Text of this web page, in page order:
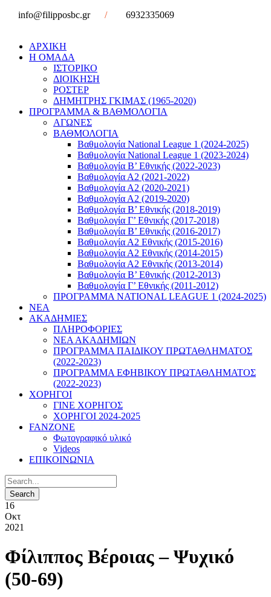
info@filipposbc.gr
/ 6932335069
ΑΡΧΙΚΗ
Η ΟΜΑΔΑ
ΙΣΤΟΡΙΚΟ
ΔΙΟΙΚΗΣΗ
ΡΟΣΤΕΡ
ΔΗΜΗΤΡΗΣ ΓΚΙΜΑΣ (1965-2020)
ΠΡΟΓΡΑΜΜΑ & ΒΑΘΜΟΛΟΓΙΑ
ΑΓΩΝΕΣ
ΒΑΘΜΟΛΟΓΙΑ
Βαθμολογία National League 1 (2024-2025)
Βαθμολογία National League 1 (2023-2024)
Βαθμολογία Β’ Εθνικής (2022-2023)
Βαθμολογία Α2 (2021-2022)
Βαθμολογία Α2 (2020-2021)
Βαθμολογία Α2 (2019-2020)
Βαθμολογία B’ Εθνικής (2018-2019)
Βαθμολογία Γ’ Εθνικής (2017-2018)
Βαθμολογία Β’ Εθνικής (2016-2017)
Βαθμολογία Α2 Εθνικής (2015-2016)
Βαθμολογία Α2 Εθνικής (2014-2015)
Βαθμολογία Α2 Εθνικής (2013-2014)
Βαθμολογία Β’ Εθνικής (2012-2013)
Βαθμολογία Γ’ Εθνικής (2011-2012)
ΠΡΟΓΡΑΜΜΑ NATIONAL LEAGUE 1 (2024-2025)
ΝΕΑ
ΑΚΑΔΗΜΙΕΣ
ΠΛΗΡΟΦΟΡΙΕΣ
ΝΕΑ ΑΚΑΔΗΜΙΩΝ
ΠΡΟΓΡΑΜΜΑ ΠΑΙΔΙΚΟΥ ΠΡΩΤΑΘΛΗΜΑΤΟΣ
(2022-2023)
ΠΡΟΓΡΑΜΜΑ ΕΦΗΒΙΚΟΥ ΠΡΩΤΑΘΛΗΜΑΤΟΣ
(2022-2023)
ΧΟΡΗΓΟΙ
ΓΙΝΕ ΧΟΡΗΓΟΣ
ΧΟΡΗΓΟΙ 2024-2025
FANZONE
Φωτογραφικό υλικό
Videos
ΕΠΙΚΟΙΝΩΝΙΑ
16
Οκτ
2021
Φίλιππος Βέροιας – Ψυχικό
(50-69)